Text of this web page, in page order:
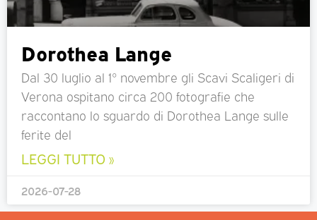
Dorothea Lange
Dal 30 luglio al 1° novembre gli Scavi Scaligeri di
Verona ospitano circa 200 fotografie che
raccontano lo sguardo di Dorothea Lange sulle
ferite del
LEGGI TUTTO »
2026-07-28